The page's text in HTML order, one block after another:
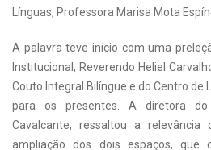
Línguas, Professora Marisa Mota
A palavra teve início com uma
Institucional, Reverendo Heliel
Couto Integral Bilíngue e do Centro de
para os presentes. A diretora do
Cavalcante, ressaltou a
ampliação dos dois espaços, que